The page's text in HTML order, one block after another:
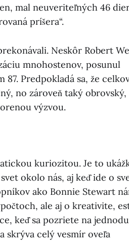
mal neuveriteľných 46
príšera“.
Neskôr Robert
mnohostenov, posunul
Predpokladá sa, že
no zároveň taký obrovský,
výzvou.
kuriozitou. Je to
okolo nás, aj keď ide o
ako Bonnie Stewart
ale aj o kreativite,
keď sa pozriete na
skrýva celý vesmír oveľa